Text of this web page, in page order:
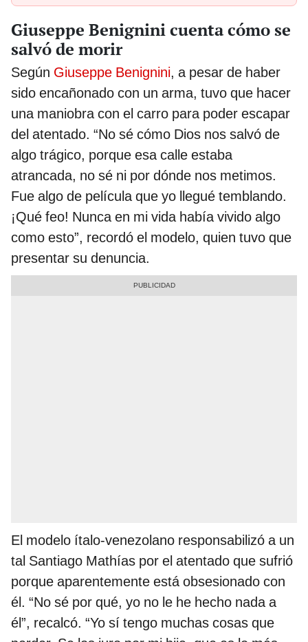
Giuseppe Benignini cuenta cómo se
salvó de morir
Según Giuseppe Benignini, a pesar de haber
sido encañonado con un arma, tuvo que hacer
una maniobra con el carro para poder escapar
del atentado. “No sé cómo Dios nos salvó de
algo trágico, porque esa calle estaba
atrancada, no sé ni por dónde nos metimos.
Fue algo de película que yo llegué temblando.
¡Qué feo! Nunca en mi vida había vivido algo
como esto”, recordó el modelo, quien tuvo que
presentar su denuncia.
El modelo ítalo-venezolano responsabilizó a un
tal Santiago Mathías por el atentado que sufrió
porque aparentemente está obsesionado con
él. “No sé por qué, yo no le he hecho nada a
él”, recalcó. “Yo sí tengo muchas cosas que